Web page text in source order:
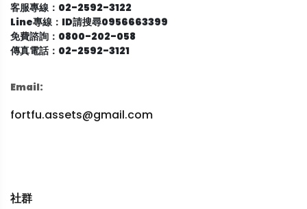
客服專線：02-2592-3122
Line專線：ID請搜尋0956663399
免費諮詢：0800-202-058
傳真電話：02-2592-3121
Email:
fortfu.assets@gmail.com
社群